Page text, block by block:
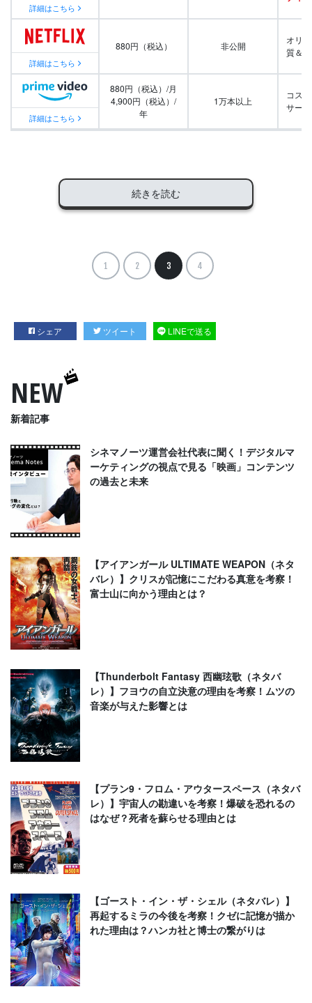
詳細はこちら
詳細はこちら
880円（税込） 非公開
オリ
質＆
詳細はこちら
880円（税込）/月
4,900円（税込）/
年
1万本以上
コス
サー
続きを読む
1 2 3 4
シェア ツイート LINEで送る
NEW
新着記事
シネマノーツ運営会社代表に聞く！デジタルマ
ーケティングの視点で見る「映画」コンテンツ
の過去と未来
【アイアンガール ULTIMATE WEAPON（ネタ
バレ）】クリスが記憶にこだわる真意を考察！
富士山に向かう理由とは？
【Thunderbolt Fantasy 西幽玹歌（ネタバ
レ）】フヨウの自立決意の理由を考察！ムツの
音楽が与えた影響とは
【プラン9・フロム・アウタースペース（ネタバ
レ）】宇宙人の勘違いを考察！爆破を恐れるの
はなぜ？死者を蘇らせる理由とは
【ゴースト・イン・ザ・シェル（ネタバレ）】
再起するミラの今後を考察！クゼに記憶が描か
れた理由は？ハンカ社と博士の繋がりは